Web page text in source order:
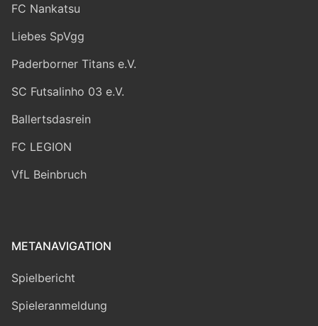
FC Nankatsu
Liebes SpVgg
Paderborner Titans e.V.
SC Futsalinho 03 e.V.
Ballertsdasrein
FC LEGION
VfL Beinbruch
METANAVIGATION
Spielbericht
Spieleranmeldung